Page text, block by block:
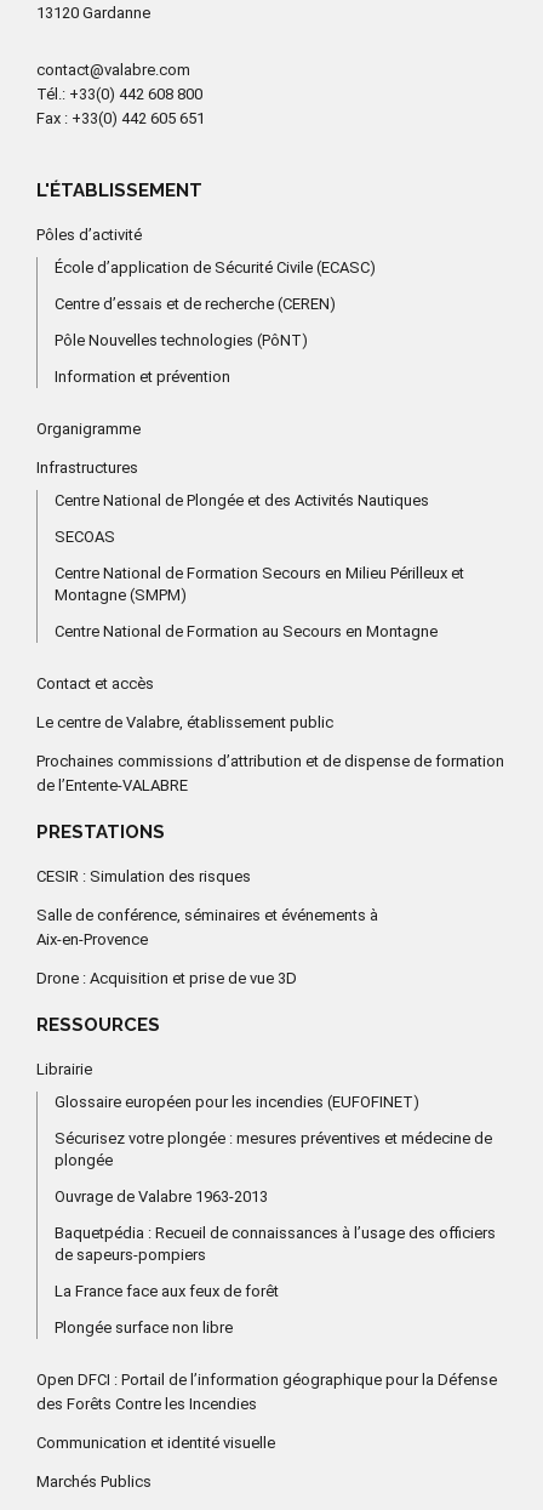
13120 Gardanne
contact@valabre.com
Tél.: +33(0) 442 608 800
Fax : +33(0) 442 605 651
L'ÉTABLISSEMENT
Pôles d’activité
École d’application de Sécurité Civile (ECASC)
Centre d’essais et de recherche (CEREN)
Pôle Nouvelles technologies (PôNT)
Information et prévention
Organigramme
Infrastructures
Centre National de Plongée et des Activités Nautiques
SECOAS
Centre National de Formation Secours en Milieu Périlleux et
Montagne (SMPM)
Centre National de Formation au Secours en Montagne
Contact et accès
Le centre de Valabre, établissement public
Prochaines commissions d’attribution et de dispense de formation
de l’Entente-VALABRE
PRESTATIONS
CESIR : Simulation des risques
Salle de conférence, séminaires et événements à
Aix-en-Provence
Drone : Acquisition et prise de vue 3D
RESSOURCES
Librairie
Glossaire européen pour les incendies (EUFOFINET)
Sécurisez votre plongée : mesures préventives et médecine de
plongée
Ouvrage de Valabre 1963-2013
Baquetpédia : Recueil de connaissances à l’usage des officiers
de sapeurs-pompiers
La France face aux feux de forêt
Plongée surface non libre
Open DFCI : Portail de l’information géographique pour la Défense
des Forêts Contre les Incendies
Communication et identité visuelle
Marchés Publics